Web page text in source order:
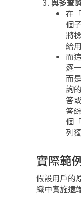
與多查
在
個
將
給
而
逐
而
詢
答
答
個
列
實際範
假設用戶的
織中實施遠